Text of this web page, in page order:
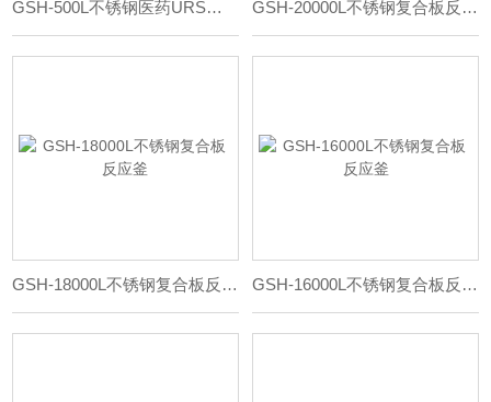
GSH-500L不锈钢医药URS反应釜 GSH-20000L不锈钢复合板反应釜
GSH-18000L不锈钢复合板反应釜 GSH-16000L不锈钢复合板反应釜